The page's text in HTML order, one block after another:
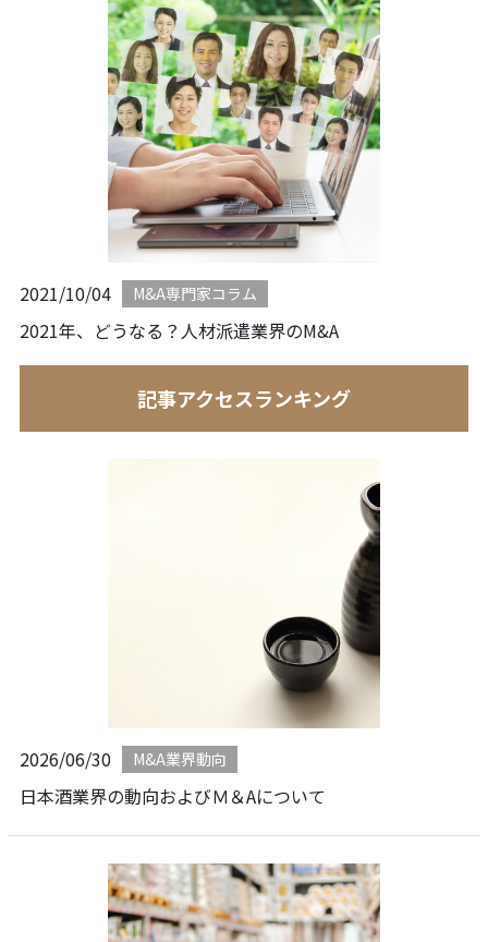
2021/10/04 M&A専門家コラム
2021年、どうなる？人材派遣業界のM&A
記事アクセスランキング
2026/06/30 M&A業界動向
日本酒業界の動向およびＭ＆Aについて